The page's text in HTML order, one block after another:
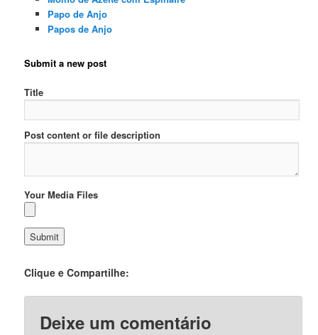
Papo de Anjo
Papos de Anjo
Submit a new post
Title
Post content or file description
Your Media Files
Clique e Compartilhe:
Deixe um comentário